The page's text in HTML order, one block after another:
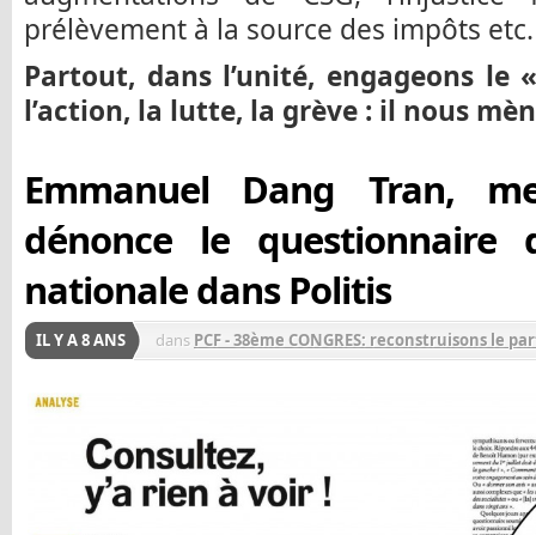
prélèvement à la source des impôts etc.
Partout, dans l’unité, engageons le
l’action, la lutte, la grève : il nous
Emmanuel Dang Tran,
dénonce le questionnaire
nationale dans Politis
IL Y A 8 ANS dans PCF - 38ème CONGRES: reconstruisons le